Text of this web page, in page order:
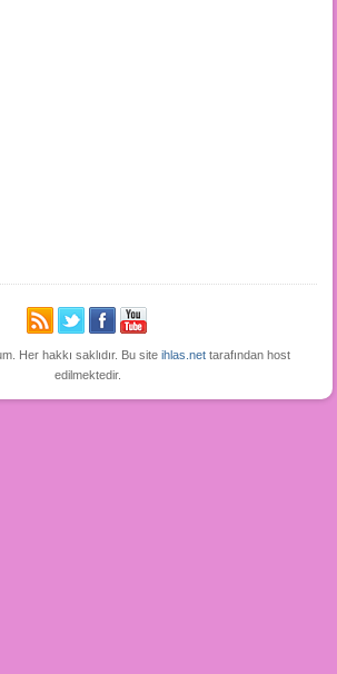
Her hakkı saklıdır. Bu siteihlas.net tarafından host
edilmektedir.